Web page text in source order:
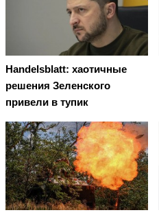
Handelsblatt: хаотичные
решения Зеленского
привели в тупик